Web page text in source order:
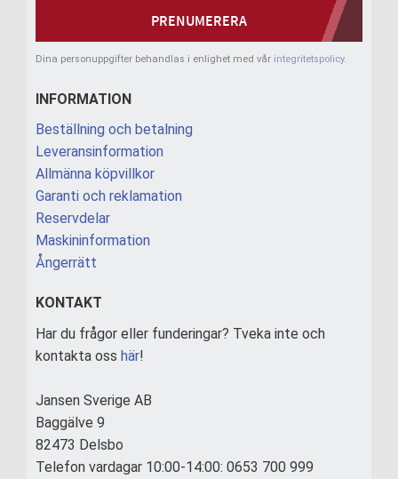
PRENUMERERA
Dina personuppgifter behandlas i enlighet med vår integritetspolicy.
INFORMATION
Beställning och betalning
Leveransinformation
Allmänna köpvillkor
Garanti och reklamation
Reservdelar
Maskininformation
Ångerrätt
KONTAKT
Har du frågor eller funderingar? Tveka inte och
kontakta oss här!
Jansen Sverige AB
Baggälve 9
82473 Delsbo
Telefon vardagar 10:00-14:00: 0653 700 999